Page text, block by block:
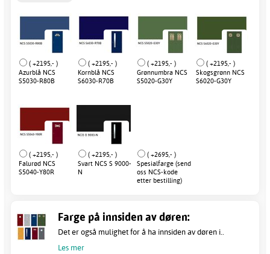
( +2195,- )
Azurblå NCS
S5030-R80B
( +2195,- )
Kornblå NCS
S6030-R70B
( +2195,- )
Grønnumbra NCS
S5020-G30Y
( +2195,- )
Skogsgrønn NCS
S6020-G30Y
( +2195,- )
Falurød NCS
S5040-Y80R
( +2195,- )
Svart NCS S 9000-
N
( +2695,- )
Spesialfarge (send
oss NCS-kode
etter bestilling)
Farge på innsiden av døren:
Det er også mulighet for å ha innsiden av døren i..
Les mer